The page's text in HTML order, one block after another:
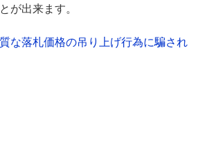
が出来ます。
な落札価格の吊り上げ行為に騙され